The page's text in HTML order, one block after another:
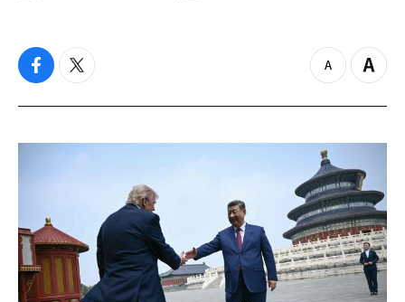
f
c
b
t
i
t
z
o
o
u
t
Z
o
i